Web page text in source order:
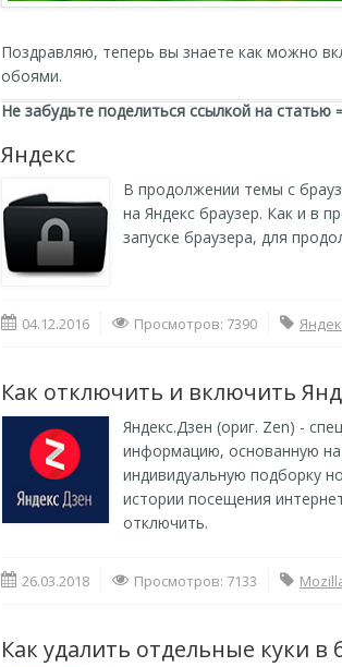
Поздравляю, теперь вы знаете как можно
обоями.
Не забудьте поделиться ссылкой на статью
Яндекс
В продолжении темы с
на Яндекс браузер. Как и в
запуске браузера, для
04.12.2016 Просмотров: 7390
Как отключить и включить
Яндекс.Дзен (ориг. Zen) -
информацию, основанную
индивидуальную подборку
истории посещения
отключить.
26.03.2018 Просмотров: 7133
Как удалить отдельные куки в